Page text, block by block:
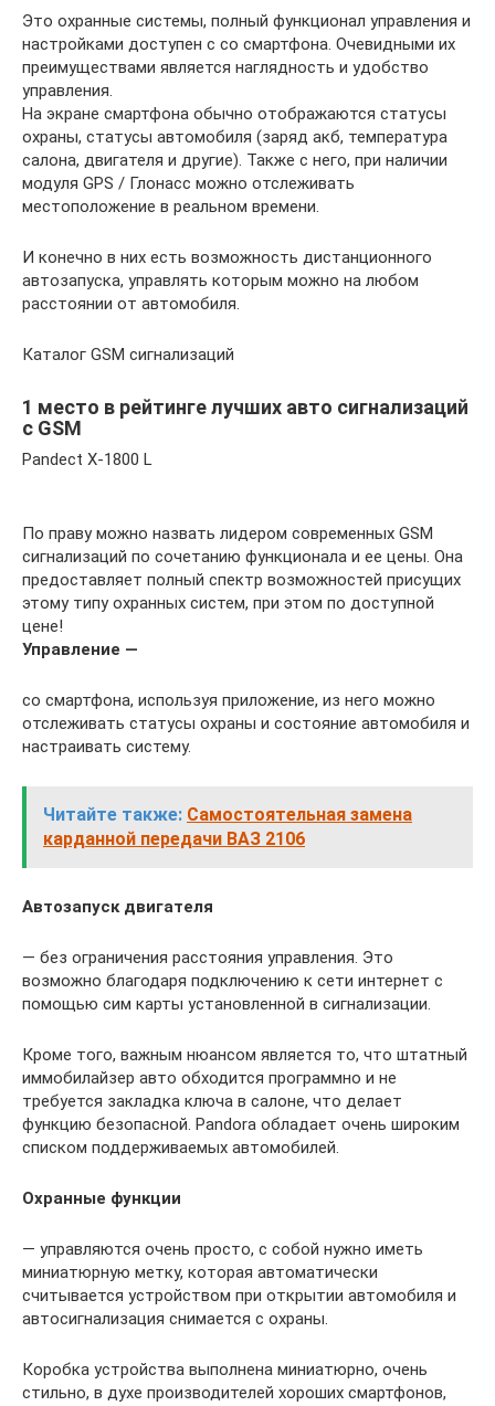
Это охранные системы, полный функционал управления и
настройками доступен с со смартфона. Очевидными их
преимуществами является наглядность и удобство
управления.
На экране смартфона обычно отображаются статусы
охраны, статусы автомобиля (заряд акб, температура
салона, двигателя и другие). Также с него, при наличии
модуля GPS / Глонасс можно отслеживать
местоположение в реальном времени.
И конечно в них есть возможность дистанционного
автозапуска, управлять которым можно на любом
расстоянии от автомобиля.
Каталог GSM сигнализаций
1 место в рейтинге лучших авто сигнализаций
с GSM
Pandect X-1800 L
По праву можно назвать лидером современных GSM
сигнализаций по сочетанию функционала и ее цены. Она
предоставляет полный спектр возможностей присущих
этому типу охранных систем, при этом по доступной
цене!
Управление —
со смартфона, используя приложение, из него можно
отслеживать статусы охраны и состояние автомобиля и
настраивать систему.
Читайте также: Самостоятельная замена
карданной передачи ВАЗ 2106
Автозапуск двигателя
— без ограничения расстояния управления. Это
возможно благодаря подключению к сети интернет с
помощью сим карты установленной в сигнализации.
Кроме того, важным нюансом является то, что штатный
иммобилайзер авто обходится программно и не
требуется закладка ключа в салоне, что делает
функцию безопасной. Pandora обладает очень широким
списком поддерживаемых автомобилей.
Охранные функции
— управляются очень просто, с собой нужно иметь
миниатюрную метку, которая автоматически
считывается устройством при открытии автомобиля и
автосигнализация снимается с охраны.
Коробка устройства выполнена миниатюрно, очень
стильно, в духе производителей хороших смартфонов,